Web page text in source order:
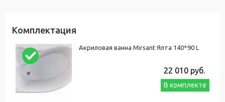
Комплектация
Акриловая ванна Mirsant Ялта 140*90 L
22 010 руб.
В комплекте